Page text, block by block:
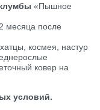
«Пышное
месяца после
космея, настур
ковер на
условий.